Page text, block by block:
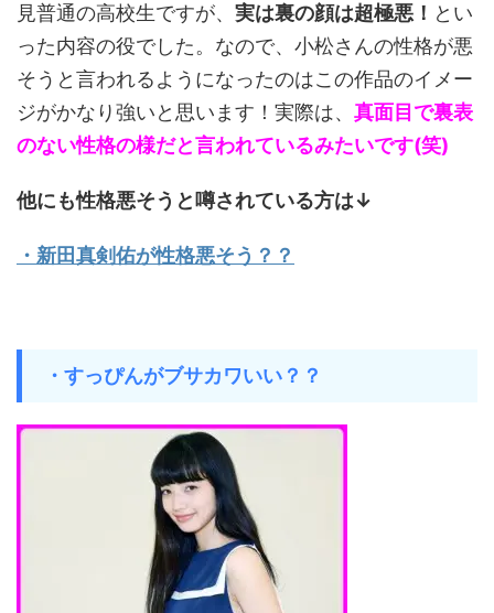
見普通の高校生ですが、 実は裏の顔は超極悪！ とい
った内容の役でした。なので、小松さんの性格が悪
そうと言われるようになったのはこの作品のイメー
ジがかなり強いと思います！実際は、 真面目で裏表
のない性格の様だと言われているみたいです(笑)
他にも性格悪そうと噂されている方は↓
・新田真剣佑が性格悪そう？？
・すっぴんがブサカワいい？？